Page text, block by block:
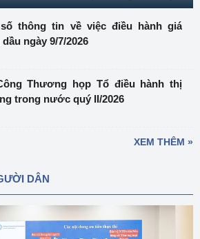
thông tin về việc điều hành giá
ngày 9/7/2026
Thương họp Tổ điều hành thị
trong nước quý II/2026
XEM THÊM »
DÂN